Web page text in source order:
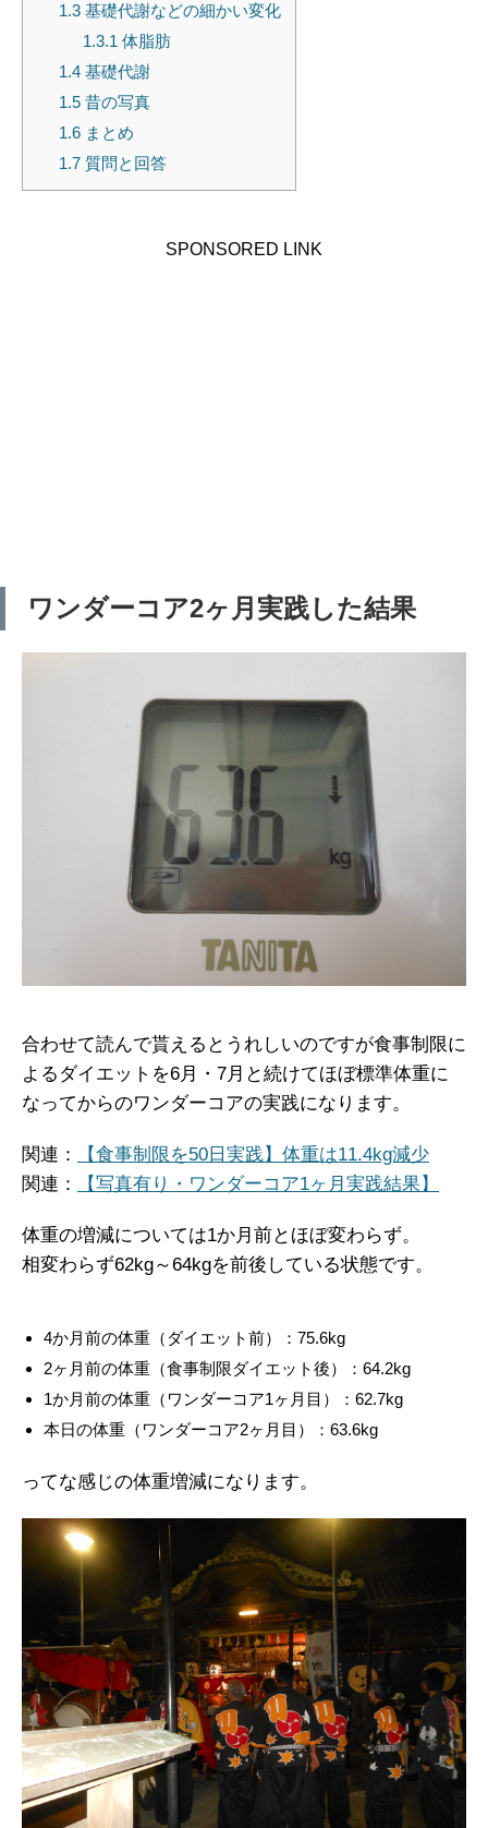
1.3基礎代謝などの細かい変化
1.3.1 体脂肪
1.4基礎代謝
1.5昔の写真
1.6まとめ
1.7質問と回答
SPONSORED LINK
ワンダーコア2ヶ月実践した結果
合わせて読んで貰えるとうれしいのですが食事制限に
よるダイエットを6月・7月と続けてほぼ標準体重に
なってからのワンダーコアの実践になります。
関連：
【食事制限を50日実践】体重は11.4kg減少
関連：
【写真有り・ワンダーコア1ヶ月実践結果】
体重の増減については1か月前とほぼ変わらず。
相変わらず62kg～64kgを前後している状態です。
4か月前の体重（ダイエット前）：75.6kg
2ヶ月前の体重（食事制限ダイエット後）：64.2kg
1か月前の体重（ワンダーコア1ヶ月目）：62.7kg
本日の体重（ワンダーコア2ヶ月目）：63.6kg
ってな感じの体重増減になります。